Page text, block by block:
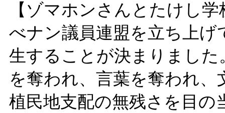
【ゾマホンさんとたけし学
べナン議員連盟を立ち上げ
生することが決まりまし
を奪われ、言葉を奪われ
植民地支配の無残さを目